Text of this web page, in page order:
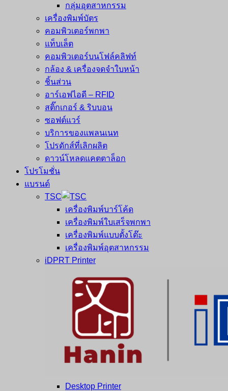
กลุ่มอุตสาหกรรม
เครื่องพิมพ์บัตร
คอมพิวเตอร์พกพา
แท็บเล็ต
คอมพิวเตอร์บนโฟล์คลิฟท์
กล้อง & เครื่องจดจำใบหน้า
ชิ้นส่วน
อาร์เอฟไอดี – RFID
สติ๊กเกอร์ & ริบบอน
ซอฟต์แวร์
บริการของแพลนเนท
โปรดักส์ที่เลิกผลิต
ดาวน์โหลดแคตตาล็อก
โปรโมชั่น
แบรนด์
TSC
เครื่องพิมพ์บาร์โค้ด
เครื่องพิมพ์ใบเสร็จพกพา
เครื่องพิมพ์แบบตั้งโต๊ะ
เครื่องพิมพ์อุตสาหกรรม
iDPRT Printer
Desktop Printer